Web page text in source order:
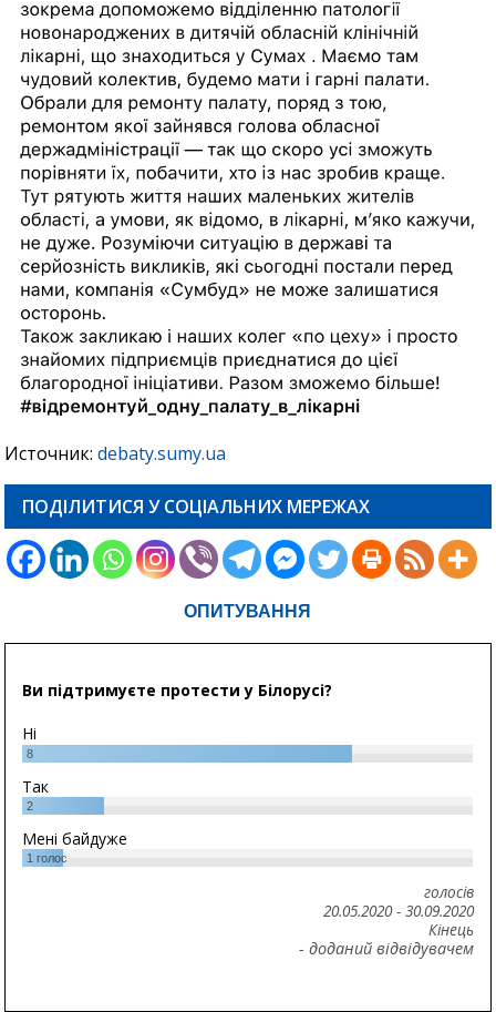
Источник:debaty.sumy.ua
ПОДІЛИТИСЯ У СОЦІАЛЬНИХ МЕРЕЖАХ
ОПИТУВАННЯ
Ви підтримуєте протести у Білорусі?
Ні
8
Так
2
Мені байдуже
1 голос
голосів
20.05.2020- 30.09.2020
Кінець
- доданий відвідувачем